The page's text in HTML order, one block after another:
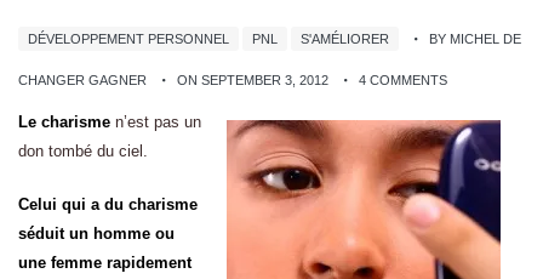
DÉVELOPPEMENT PERSONNEL PNL S'AMÉLIORER BY MICHEL DE
CHANGER GAGNER ON SEPTEMBER 3, 2012 4 COMMENTS
Le charisme n’est pas un
don tombé du ciel.
Celui qui a du charisme
séduit un homme ou
une femme rapidement